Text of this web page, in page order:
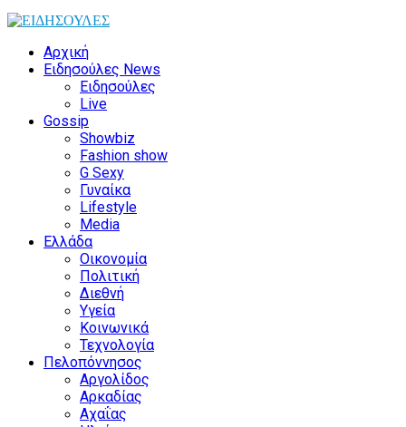
Αρχική
Ειδησούλες News
Ειδησούλες
Live
Gossip
Showbiz
Fashion show
G Sexy
Γυναίκα
Lifestyle
Media
Ελλάδα
Οικονομία
Πολιτική
Διεθνή
Υγεία
Κοινωνικά
Τεχνολογία
Πελοπόννησος
Αργολίδος
Αρκαδίας
Αχαΐας